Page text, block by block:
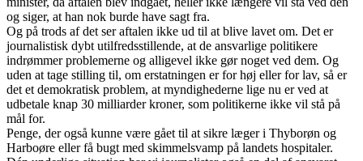
og siger, at han nok burde have sagt fra.
Og på trods af det ser aftalen ikke ud til at blive lavet om. Det er
journalistisk dybt utilfredsstillende, at de ansvarlige politikere
indrømmer problemerne og alligevel ikke gør noget ved dem. Og
uden at tage stilling til, om erstatningen er for høj eller for lav, så er
det et demokratisk problem, at myndighederne lige nu er ved at
udbetale knap 30 milliarder kroner, som politikerne ikke vil stå på
mål for.
Penge, der også kunne være gået til at sikre læger i Thyborøn og
Harboøre eller få bugt med skimmelsvamp på landets hospitaler.